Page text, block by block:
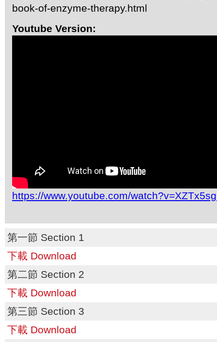
book-of-enzyme-therapy.html
Youtube Version:
https://www.youtube.com/
第一節 Section 1
下載 Download
第二節 Section 2
下載 Download
第三節 Section 3
下載 Download